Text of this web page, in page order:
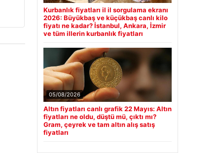
Kurbanlık fiyatları il il sorgulama ekranı
2026: Büyükbaş ve küçükbaş canlı kilo
fiyatı ne kadar? İstanbul, Ankara, İzmir
ve tüm illerin kurbanlık fiyatları
05/08/2026
Altın fiyatları canlı grafik 22 Mayıs: Altın
fiyatları ne oldu, düştü mü, çıktı mı?
Gram, çeyrek ve tam altın alış satış
fiyatları